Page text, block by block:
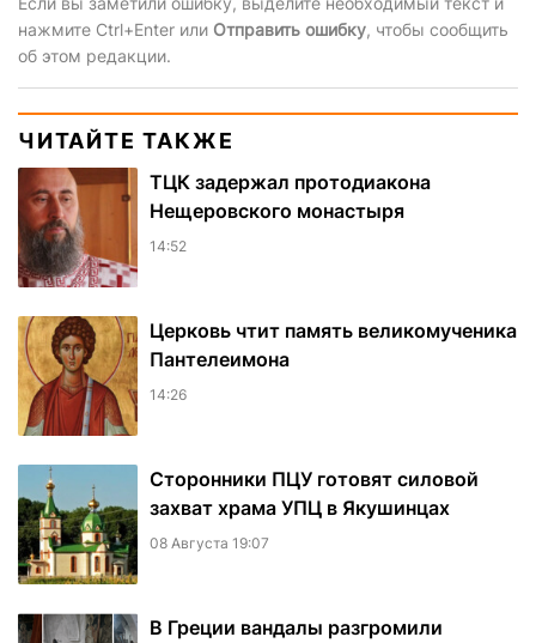
нажмите Ctrl+Enter или Отправить ошибку, чтобы сообщить
об этом редакции.
ЧИТАЙТЕ ТАКЖЕ
ТЦК задержал протодиакона
Нещеровского монастыря
14:52
Церковь чтит память великомученика
Пантелеимона
14:26
Сторонники ПЦУ готовят силовой
захват храма УПЦ в Якушинцах
08 Августа 19:07
В Греции вандалы разгромили